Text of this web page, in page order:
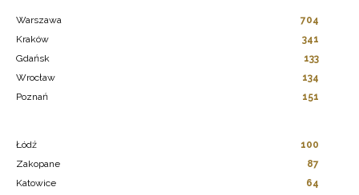
Warszawa
704
Kraków
341
Gdańsk
133
Wrocław
134
Poznań
151
Łódź
100
Zakopane
87
Katowice
64